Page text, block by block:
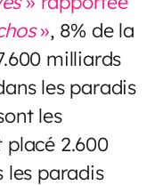
», 8% de la
milliards
les paradis
les
2.600
les paradis